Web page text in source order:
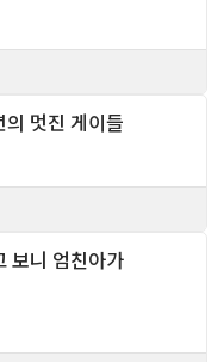
멋진 게이들
Column
보니 엄친아가